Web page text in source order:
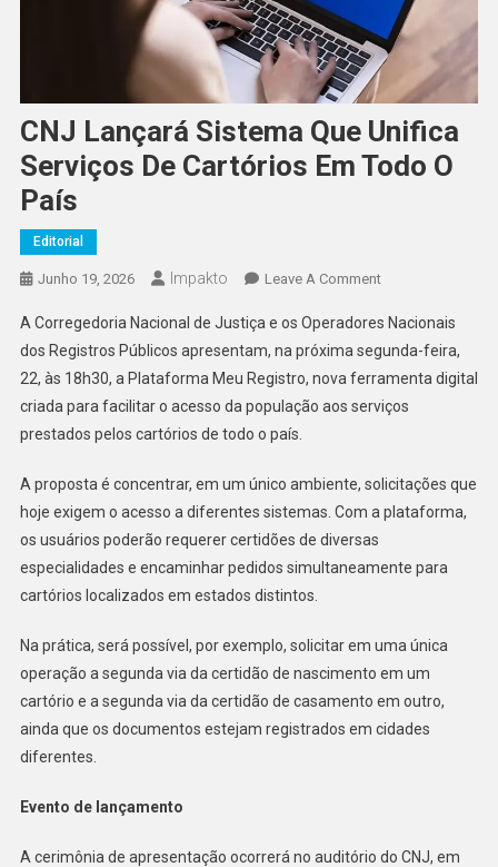
CNJ Lançará Sistema Que Unifica
Serviços De Cartórios Em Todo O
País
Editorial
Junho 19, 2026 Impakto Leave A CommentOn
Lançará
Sistema
Que
Unifica
Cartórios
Em
A Corregedoria Nacional de Justiça e os Operadores Nacionais
dos Registros Públicos apresentam, na próxima segunda-feira,
22, às 18h30, a Plataforma Meu Registro, nova ferramenta digital
criada para facilitar o acesso da população aos serviços
prestados pelos cartórios de todo o país.
A proposta é concentrar, em um único ambiente, solicitações que
hoje exigem o acesso a diferentes sistemas. Com a plataforma,
os usuários poderão requerer certidões de diversas
especialidades e encaminhar pedidos simultaneamente para
cartórios localizados em estados distintos.
Na prática, será possível, por exemplo, solicitar em uma única
operação a segunda via da certidão de nascimento em um
cartório e a segunda via da certidão de casamento em outro,
ainda que os documentos estejam registrados em cidades
diferentes.
Evento de lançamento
A cerimônia de apresentação ocorrerá no auditório do CNJ, em